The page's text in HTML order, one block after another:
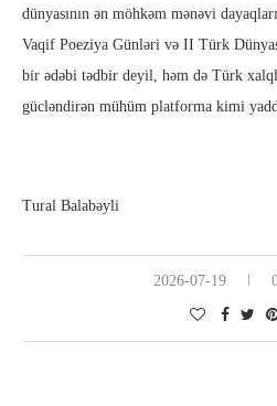
dünyasının ən möhkəm mənəvi
Vaqif Poeziya Günləri və II Türk
bir ədəbi tədbir deyil, həm də Türk
gücləndirən mühüm platforma kimi
Tural Balabəyli
2026-07-19